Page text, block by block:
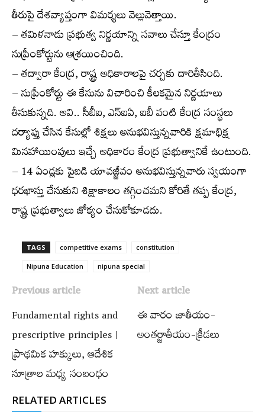
తీరుపై దేశవ్యాప్తంగా విమర్శలు వెల్లువెత్తాయి.
– తమిళనాడు ప్రభుత్వ నిర్ణయాన్ని సవాలు చేస్తూ కేంద్రం
సుప్రీంకోర్టును ఆశ్రయించింది.
– తద్వారా కేంద్ర, రాష్ట్ర అధికారాలపై చర్చకు దారితీసింది.
– సుప్రీంకోర్టు ఈ కేసును విచారించి కీలకమైన నిర్ణయాలు
తీసుకున్నది. అవి.. సీబీఐ, ఎన్‌ఐఏ, ఐబీ వంటి కేంద్ర సంస్థలు
దర్యాప్తు చేసిన కేసుల్లో శిక్షలు అనుభవిస్తున్నవారికి క్షమాభిక్ష
మినహాయింపులు ఇచ్చే అధికారం కేంద్ర ప్రభుత్వానికే ఉంటుంది.
– 14 ఏండ్లకు పైబడి యావజ్జీవం అనుభవిస్తున్నవారు స్వయంగా
ధరఖాస్తు చేసుకుని శిక్షాకాలం తగ్గించమని కోరితే తప్ప కేంద్ర,
రాష్ట్ర ప్రభుత్వాలు జోక్యం చేసుకోకూడదు.
TAGS competitive exams constitution
Nipuna Education nipuna special
Previous article
Fundamental rights and
prescriptive principles |
ప్రాథమిక హక్కులు, ఆదేశిక
సూత్రాల మధ్య సంబంధం
Next article
ఈ వారం జాతీయం-
అంతర్జాతీయం-క్రీడలు
RELATED ARTICLES